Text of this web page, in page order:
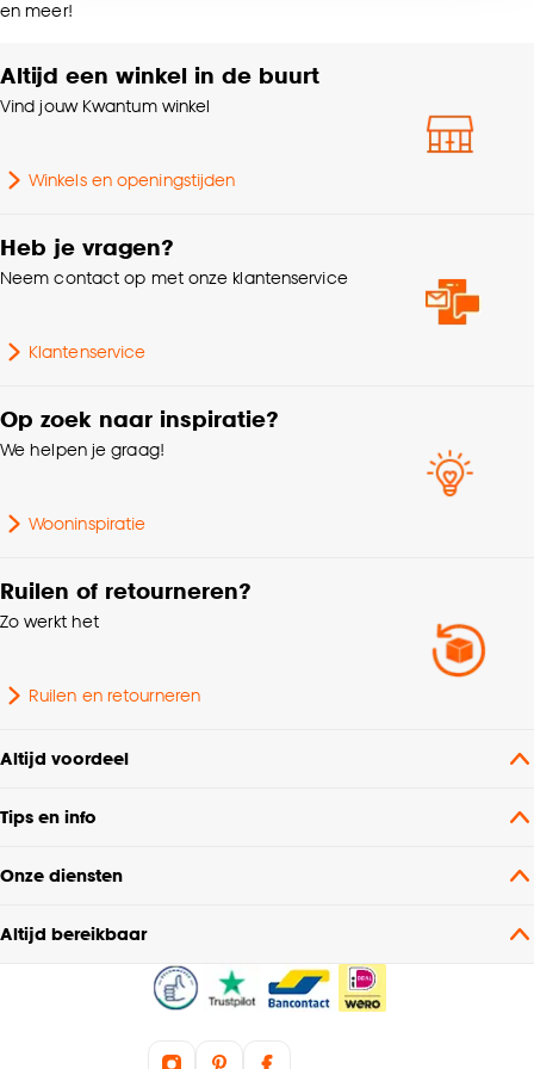
Goed om te weten is dat je deze keuze altijd nog
Breedte
Gewicht 3.9 Kg
Interieurstijl Modern, Industrieel
Lengte
Zitdiepte
Geschikt voor
Samenstelling
Hoogte
en meer!
Altijd een winkel in de buurt
Vind jouw Kwantum winkel
Winkels en openingstijden
Heb je vragen?
Neem contact op met onze klantenservice
Klantenservice
Op zoek naar inspiratie?
We helpen je graag!
Wooninspiratie
Ruilen of retourneren?
Zo werkt het
Ruilen en retourneren
Altijd voordeel
Tips en info
Onze diensten
Altijd bereikbaar